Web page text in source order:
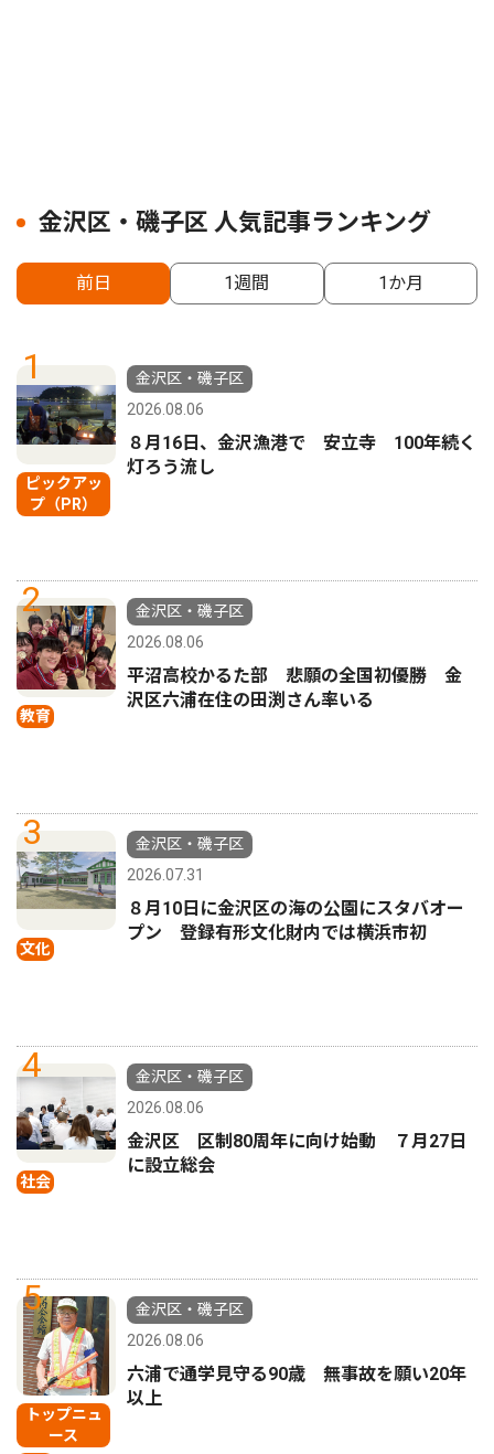
金沢区・磯子区 人気記事ランキング
前日 1週間 1か月
1
ピックアッ
プ（PR）
金沢区・磯子区
2026.08.06
８月16日、金沢漁港で 安立寺 100年続く
灯ろう流し
2
教育
金沢区・磯子区
2026.08.06
平沼高校かるた部 悲願の全国初優勝 金
沢区六浦在住の田渕さん率いる
3
文化
金沢区・磯子区
2026.07.31
８月10日に金沢区の海の公園にスタバオー
プン 登録有形文化財内では横浜市初
4
社会
金沢区・磯子区
2026.08.06
金沢区 区制80周年に向け始動 ７月27日
に設立総会
5
トップニュ
ース
金沢区・磯子区
2026.08.06
六浦で通学見守る90歳 無事故を願い20年
以上